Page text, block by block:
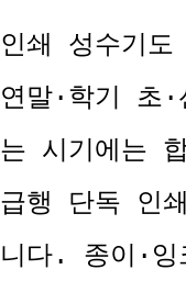
인쇄 성수기
연말·학기 초·
는 시기에는
급행 단독 인
니다. 종이·